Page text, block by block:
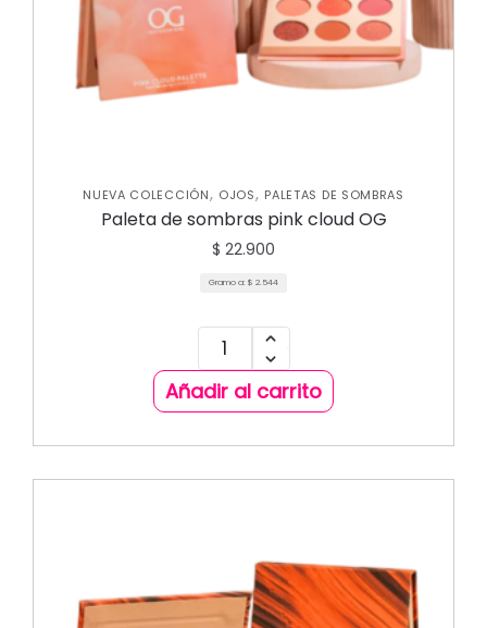
NUEVA COLECCIÓN, OJOS, PALETAS DE SOMBRAS
Paleta de sombras pink cloud OG
$ 22.900
Gramo a: $ 2.544
Añadir al carrito